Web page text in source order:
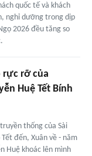
quốc tế và khách
nghỉ dưỡng trong dịp
2026 đều tăng so
rực rỡ của
Huệ Tết Bính
thống của Sài
đến, Xuân về - năm
Huệ khoác lên mình